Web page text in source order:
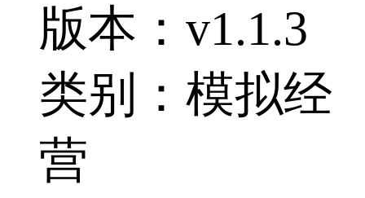
版本：v1.1.3
类别：模拟经
营